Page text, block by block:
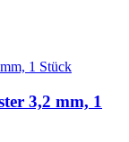
3,2 mm, 1